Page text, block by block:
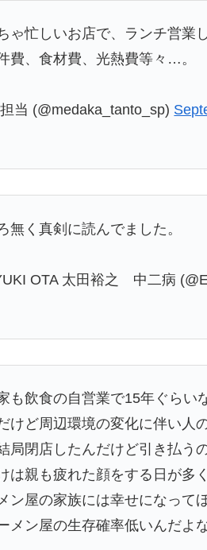
ゃ忙しいお店で、ランチ営業
費、食材費、光熱費等々…。
当 (@medaka_tanto_sp)
無く真剣に読んでました。
OTA 太田裕之 中二病
も飲食の自営業で15年ぐらい
けど周辺環境の変化に伴い人
局閉店したんだけど引き払う
は親も疲れた顔をする日が多
ン屋の家族には幸せになって
メン屋の生存確率低いんだよ